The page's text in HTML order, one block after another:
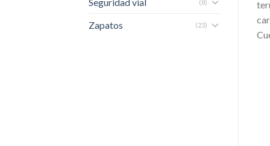
(8)
Zapatos (23)